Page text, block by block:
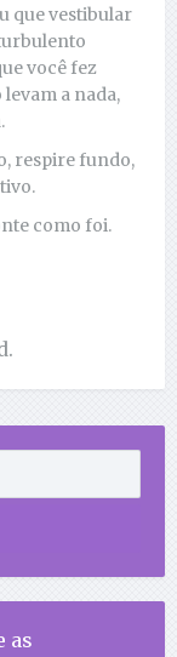
que vestibular
você fez
a nada,
respire fundo,
como foi.
as